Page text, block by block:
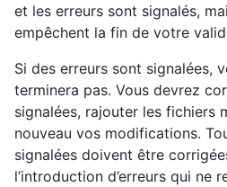
et les erreurs sont signalés,
empêchent la fin de votre
Si des erreurs sont signalées,
terminera pas. Vous devrez
signalées, rajouter les fichiers
nouveau vos modifications.
signalées doivent être
l’introduction d’erreurs qui ne